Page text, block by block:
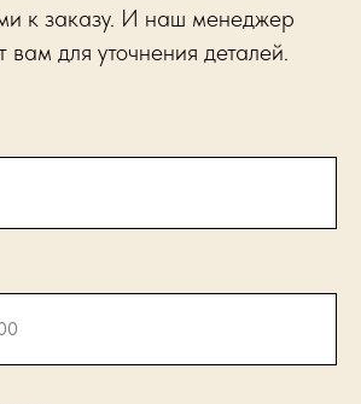
к заказу. И наш менеджер
вам для уточнения деталей.